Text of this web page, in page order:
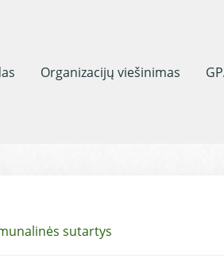
Organizacijų viešinimas
sutartys